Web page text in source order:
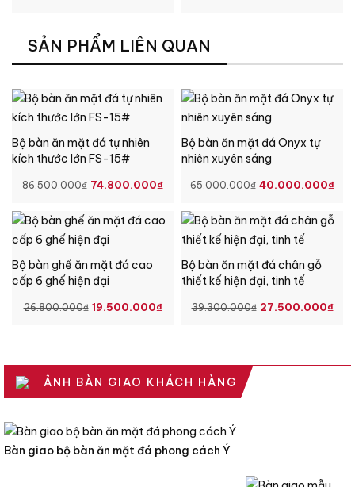
là:
16.600.000₫.
là:
10.500.000₫.
SẢN PHẨM LIÊN QUAN
Bộ bàn ăn mặt đá tự nhiên
kích thước lớn FS-15#
86.500.000₫ GIÁ
LÀ:
86.500.000₫.
74.800.000₫GIÁ
TẠI
LÀ:
74.800.000₫.
Bộ bàn ăn mặt đá Onyx tự
nhiên xuyên sáng
65.000.000₫ GIÁ
LÀ:
65.000.000₫.
40.000.000₫
Bộ bàn ghế ăn mặt đá cao
cấp 6 ghế hiện đại
26.800.000₫ GIÁ
26.800.000₫.
19.500.000₫GIÁ
LÀ:
19.500.000₫.
Bộ bàn ăn mặt đá chân gỗ
thiết kế hiện đại, tinh tế
39.300.000₫ GIÁ
39.300.000₫.
27.500.000₫
LÀ:
ẢNH BÀN GIAO KHÁCH HÀNG
Bàn giao bộ bàn ăn mặt đá phong cách Ý